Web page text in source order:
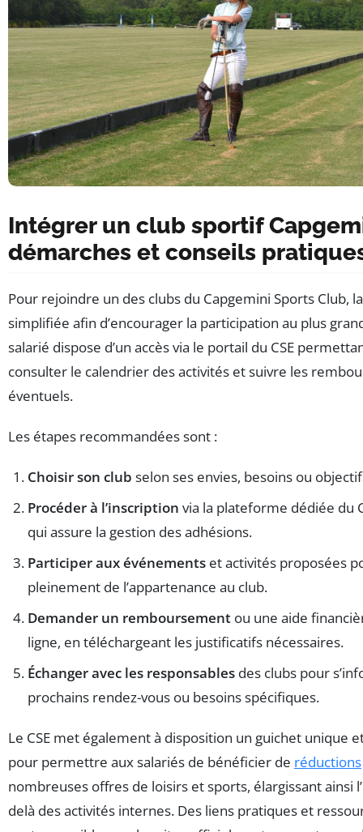
Intégrer un club sportif
démarches et conseils
Pour rejoindre un des clubs du Capgemini Sports Club,
simplifiée afin d’encourager la participation au plus
salarié dispose d’un accès via le portail du CSE
consulter le calendrier des activités et suivre les
éventuels.
Les étapes recommandées sont :
Choisir son club selon ses envies, besoins ou
Procéder à l’inscription via la plateforme dédiée du
qui assure la gestion des adhésions.
Participer aux événements et activités proposées
pleinement de l’appartenance au club.
Demander un remboursement ou une aide
ligne, en téléchargeant les justificatifs nécessaires.
Échanger avec les responsables des clubs pour
prochains rendez-vous ou besoins spécifiques.
Le CSE met également à disposition un guichet unique
pour permettre aux salariés de bénéficier de réductions
nombreuses offres de loisirs et sports, élargissant ainsi
delà des activités internes. Des liens pratiques et